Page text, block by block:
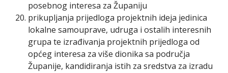
posebnog interesa za Županiju
prikupljanja prijedloga projektnih ideja jedinica
lokalne samouprave, udruga i ostalih interesnih
grupa te izrađivanja projektnih prijedloga od
općeg interesa za više dionika sa područja
Županije, kandidiranja istih za sredstva za izradu